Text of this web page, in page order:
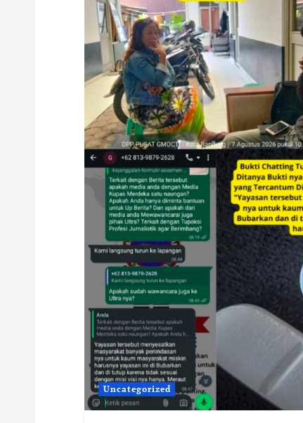
Uncategorized